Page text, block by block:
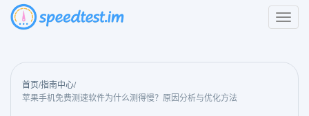
首页/指南中心/
苹果手机免费测速软件为什么测得慢？原因分析与优化方法